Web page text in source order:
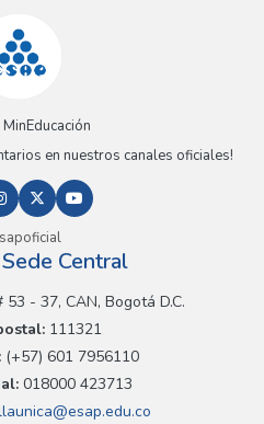
en nuestros canales oficiales!
Central
- 37, CAN, Bogotá D.C.
111321
(+57) 601 7956110
018000 423713